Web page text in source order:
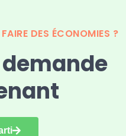
DES ÉCONOMIES ?